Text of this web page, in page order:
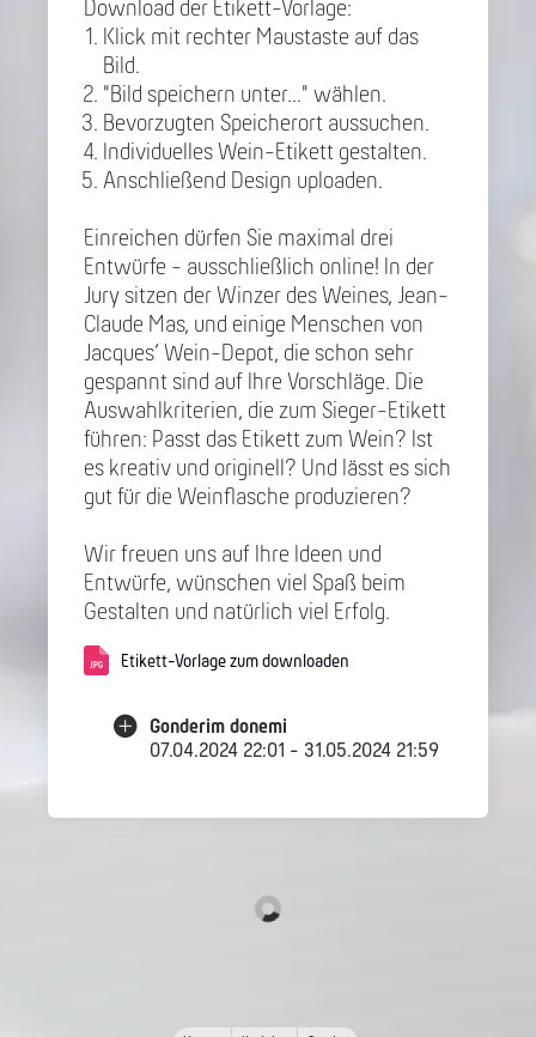
Download der Etikett-Vorlage:
Klick mit rechter Maustaste auf das
Bild.
"Bild speichern unter..." wählen.
Bevorzugten Speicherort aussuchen.
Individuelles Wein-Etikett gestalten.
Anschließend Design uploaden.
Einreichen dürfen Sie maximal drei
Entwürfe - ausschließlich online! In der
Jury sitzen der Winzer des Weines, Jean-
Claude Mas, und einige Menschen von
Jacques‘ Wein-Depot, die schon sehr
gespannt sind auf Ihre Vorschläge. Die
Auswahlkriterien, die zum Sieger-Etikett
führen: Passt das Etikett zum Wein? Ist
es kreativ und originell? Und lässt es sich
gut für die Weinflasche produzieren?
Wir freuen uns auf Ihre Ideen und
Entwürfe, wünschen viel Spaß beim
Gestalten und natürlich viel Erfolg.
Etikett-Vorlage zum downloaden
Gonderim donemi
07.04.2024 22:01 - 31.05.2024 21:59